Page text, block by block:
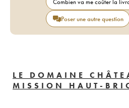
Poser une autre question
LE DOMAINE
MISSION HAUT-